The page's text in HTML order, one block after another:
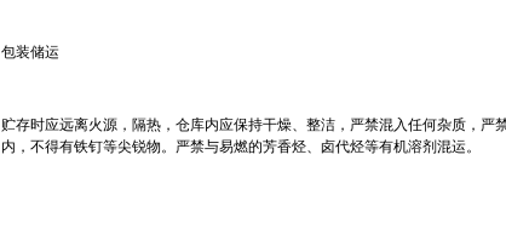
包装储运
贮存时应远离火源，隔热，仓库内应保持干燥、整洁，严禁混入任何杂质，
内，不得有铁钉等尖锐物。严禁与易燃的芳香烃、卤代烃等有机溶剂混运。